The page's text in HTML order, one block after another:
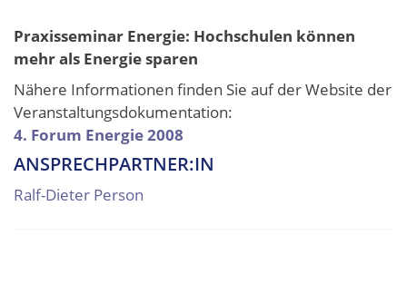
Praxisseminar Energie: Hochschulen können
mehr als Energie sparen
Nähere Informationen finden Sie auf der Website der
Veranstaltungsdokumentation:
4. Forum Energie 2008
ANSPRECHPARTNER:IN
Ralf-Dieter Person